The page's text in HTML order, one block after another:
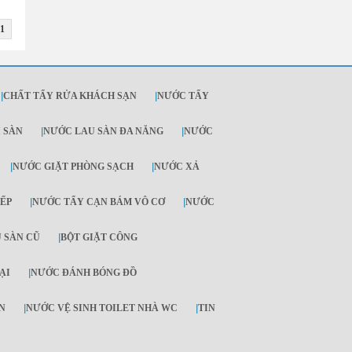
1
|CHẤT TẨY RỬA KHÁCH SẠN |NƯỚC TẨY
SÀN |NƯỚC LAU SÀN ĐA NĂNG |NƯỚC
|NƯỚC GIẶT PHÒNG SẠCH |NƯỚC XẢ
|NƯỚC TẨY CẠN BÁM VÔ CƠ |NƯỚC
SÀN CŨ |BỘT GIẶT CÔNG
|NƯỚC ĐÁNH BÓNG ĐỒ
|NƯỚC VỆ SINH TOILET NHÀ WC |TIN